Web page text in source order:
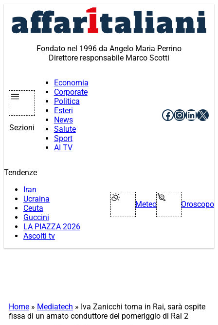
contenuto
Fondato nel 1996 da Angelo Maria Perrino
Direttore responsabile Marco Scotti
Sezioni
Economia
Corporate
Politica
Esteri
News
Salute
Sport
AI TV
Facebook
X
Tendenze
Iran
Ucraina
Ceuta
Guccini
LA PIAZZA 2026
Ascolti tv
Meteo Oroscopo
Home » Mediatech » Iva Zanicchi torna in Rai, sarà ospite
fissa di un amato conduttore del pomeriggio di Rai 2